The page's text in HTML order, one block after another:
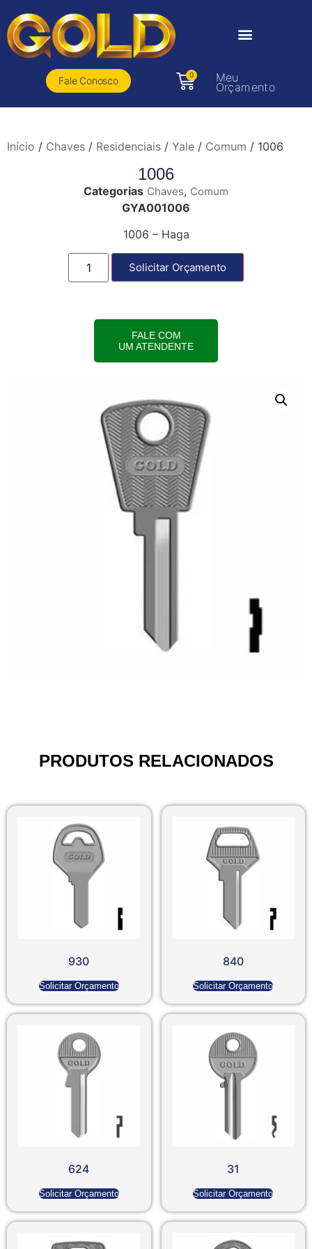
Fale Conosco
0 Meu
Orçamento
Início / Chaves / Residenciais / Yale / Comum / 1006
1006
Categorias Chaves, Comum
GYA001006
1006 – Haga
Solicitar Orçamento
FALE COM
UM ATENDENTE
PRODUTOS RELACIONADOS
930
Solicitar Orçamento
840
Solicitar Orçamento
624
Solicitar Orçamento
31
Solicitar Orçamento